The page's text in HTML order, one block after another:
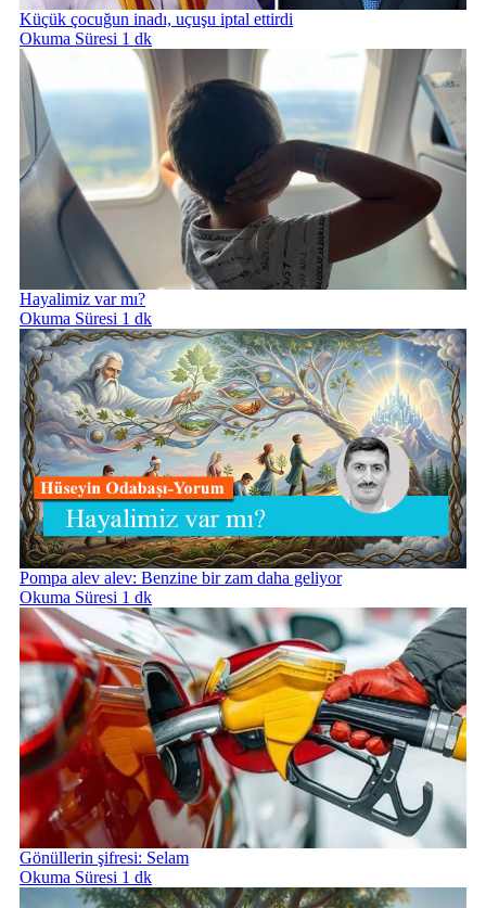
Küçük çocuğun inadı, uçuşu iptal ettirdi
Okuma Süresi 1 dk
Hayalimiz var mı?
Okuma Süresi 1 dk
Pompa alev alev: Benzine bir zam daha geliyor
Okuma Süresi 1 dk
Gönüllerin şifresi: Selam
Okuma Süresi 1 dk